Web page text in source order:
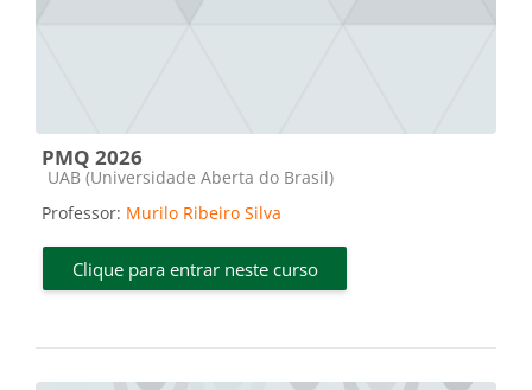
PMQ 2026
Categoria do curso
UAB (Universidade Aberta do Brasil)
Professor: Murilo Ribeiro Silva
Clique para entrar neste curso